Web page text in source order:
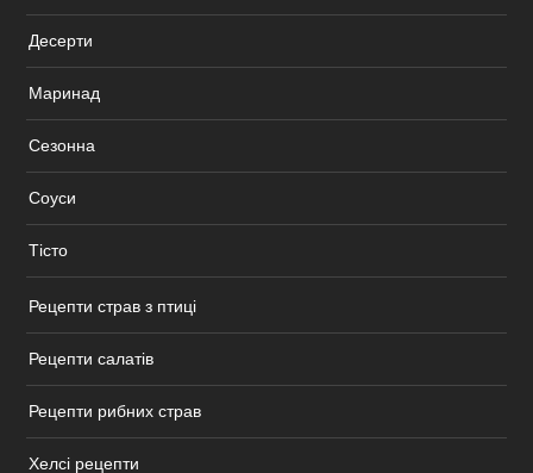
Десерти
Маринад
Сезонна
Соуси
Тісто
Рецепти страв з птиці
Рецепти салатів
Рецепти рибних страв
Хелсі рецепти